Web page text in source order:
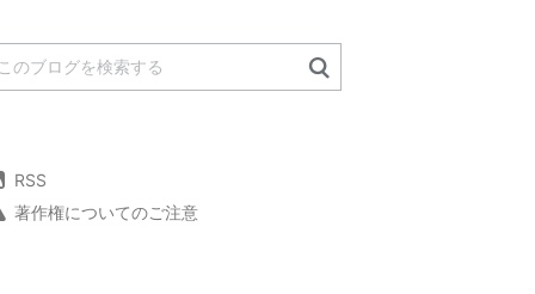
RSS
著作権についてのご注意